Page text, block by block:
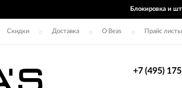
Блокировка и
Скидки Доставка О Beas Прайс листы
+7 (495)